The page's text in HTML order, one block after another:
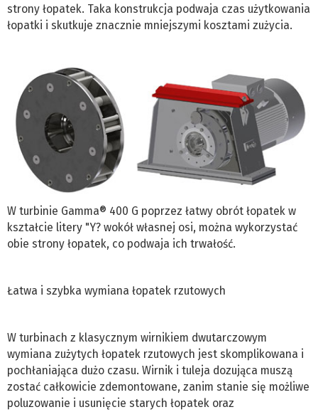
strony łopatek. Taka konstrukcja podwaja czas użytkowania
łopatki i skutkuje znacznie mniejszymi kosztami zużycia.
W turbinie Gamma® 400 G poprzez łatwy obrót łopatek w
kształcie litery "Y? wokół własnej osi, można wykorzystać
obie strony łopatek, co podwaja ich trwałość.
Łatwa i szybka wymiana łopatek rzutowych
W turbinach z klasycznym wirnikiem dwutarczowym
wymiana zużytych łopatek rzutowych jest skomplikowana i
pochłaniająca dużo czasu. Wirnik i tuleja dozująca muszą
zostać całkowicie zdemontowane, zanim stanie się możliwe
poluzowanie i usunięcie starych łopatek oraz